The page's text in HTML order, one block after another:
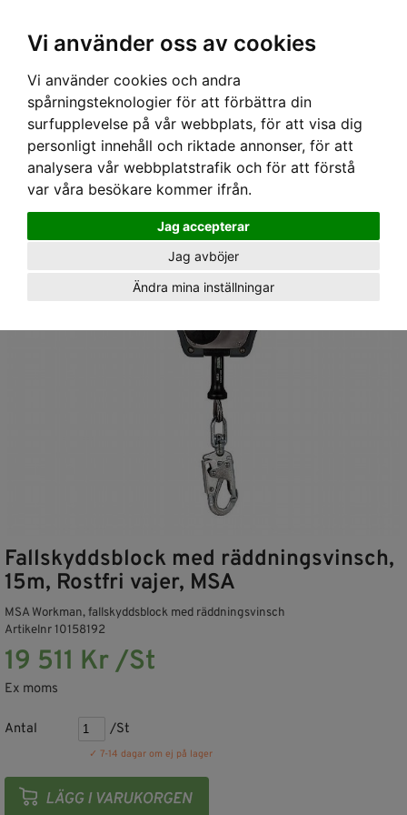
Vi använder oss av cookies
Vi använder cookies och andra
spårningsteknologier för att förbättra din
surfupplevelse på vår webbplats, för att visa dig
personligt innehåll och riktade annonser, för att
analysera vår webbplatstrafik och för att förstå
var våra besökare kommer ifrån.
Jag accepterar
Jag avböjer
Ändra mina inställningar
Hem›Utrustning›Tripod, Davit & Vinschar›Vinschar
Fallskyddsblock med räddningsvinsch, 15m, Rostfri vajer, MSA
Fallskyddsblock med räddningsvinsch,
15m, Rostfri vajer, MSA
MSA Workman, fallskyddsblock med räddningsvinsch
Artikelnr 10158192
19 511 Kr /St
Ex moms
Antal /St
✓ 7-14 dagar om ej på lager